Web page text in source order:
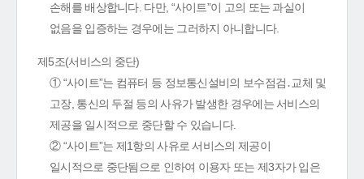
손해를 배상합니다. 다만, “사이트”이 고의 또는 과실이
없음을 입증하는 경우에는 그러하지 아니합니다.
제5조(서비스의 중단)
① “사이트”는 컴퓨터 등 정보통신설비의 보수점검․교체 및
고장, 통신의 두절 등의 사유가 발생한 경우에는 서비스의
제공을 일시적으로 중단할 수 있습니다.
② “사이트”는 제1항의 사유로 서비스의 제공이
일시적으로 중단됨으로 인하여 이용자 또는 제3자가 입은